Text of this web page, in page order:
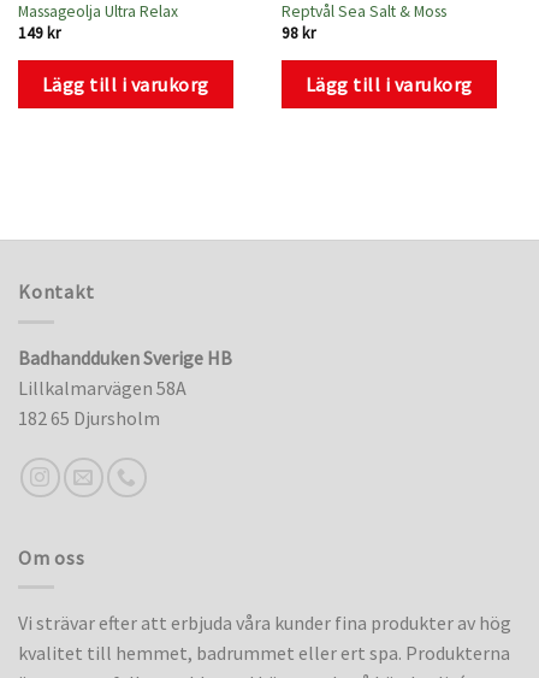
Massageolja Ultra Relax
149kr
Lägg till i varukorg
Reptvål Sea Salt & Moss
98kr
Lägg till i varukorg
Kontakt
Badhandduken Sverige HB
Lillkalmarvägen 58A
182 65 Djursholm
Om oss
Vi strävar efter att erbjuda våra kunder fina produkter av hög
kvalitet till hemmet, badrummet eller ert spa. Produkterna